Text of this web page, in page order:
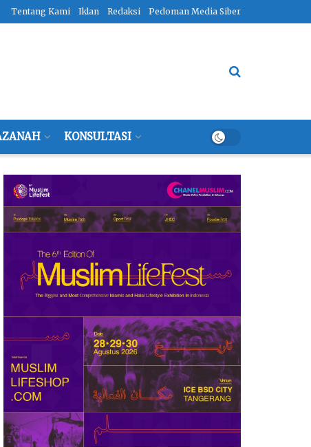
Tentang Kami Iklan Redaksi Pedoman Media Siber
KONSULTASI